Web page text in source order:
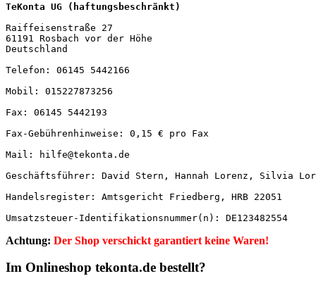
TeKonta UG (haftungsbeschränkt)
Raiffeisenstraße 27
61191 Rosbach vor der Höhe
Deutschland
Telefon: 06145 5442166
Mobil: 015227873256
Fax: 06145 5442193
Fax-Gebührenhinweise: 0,15 € pro Fax
Mail: hilfe@tekonta.de
Geschäftsführer: David Stern, Hannah Lorenz, Silvia
Handelsregister: Amtsgericht Friedberg, HRB 22051
Umsatzsteuer-Identifikationsnummer(n): DE123482554
Achtung: Der Shop verschickt garantiert keine Waren!
Im Onlineshop tekonta.de bestellt?